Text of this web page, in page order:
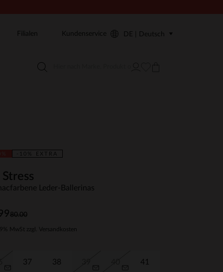
Filialen Kundenservice DE | Deutsch
-10% EXTRA
Leder-Ballerinas
80.00
MwSt zzgl. Versandkosten
37 38 41